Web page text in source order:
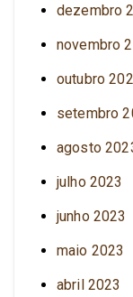
dezembro
novembro
outubro
setembro
agosto
julho 2023
junho 2023
maio 2023
abril 2023